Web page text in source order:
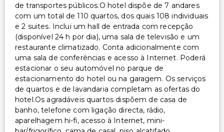
de transportes públicos.O hotel dispõe de 7 andares
com um total de 110 quartos, dos quais 108 individuais
e 2 suites. Inclui um hall de entrada com recepção
(disponível 24 h por dia), uma sala de televisão e um
restaurante climatizado. Conta adicionalmente com
uma sala de conferências e acesso à Internet. Poderá
estacionar o seu automóvel no parque de
estacionamento do hotel ou na garagem. Os serviços
de quartos e de lavandaria completam as ofertas do
hotel.Os agradáveis quartos dispõem de casa de
banho, telefone com ligação directa, rádio,
aparelhagem hi-fi, acesso à Internet, mini-